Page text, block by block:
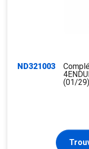
ND321003
(01/29)